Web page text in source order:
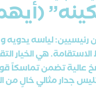
لياسه يدويه
هي الخيار
تضمن تماسكاً
جدار مثالي خالٍ من